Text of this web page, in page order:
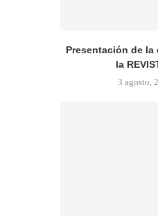
Presentación de la
la
3 agosto,